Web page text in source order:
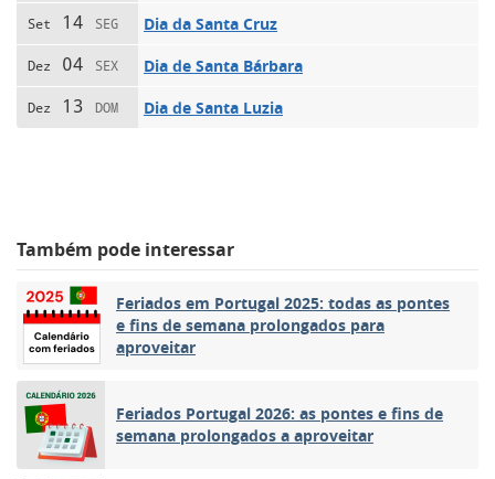
Set 14 SEG Dia da Santa Cruz
Dez 04 SEX Dia de Santa Bárbara
Dez 13 DOM Dia de Santa Luzia
Também pode interessar
Feriados em Portugal 2025: todas as pontes
e fins de semana prolongados para
aproveitar
Feriados Portugal 2026: as pontes e fins de
semana prolongados a aproveitar